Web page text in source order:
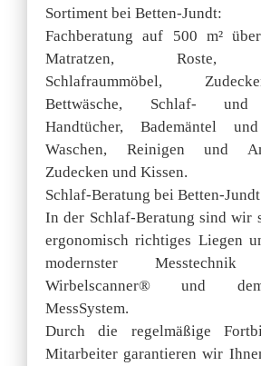
Sortiment bei Betten-Jundt:
Fachberatung auf 500 m²
Matratzen, Roste,
Schlafraummöbel,
Bettwäsche, Schlaf- und
Handtücher, Bademäntel
Waschen, Reinigen und
Zudecken und Kissen.
Schlaf-Beratung bei Betten-
In der Schlaf-Beratung sind wir
ergonomisch richtiges Liegen
modernster
Wirbelscanner® und
MessSystem.
Durch die regelmäßige
Mitarbeiter garantieren wir